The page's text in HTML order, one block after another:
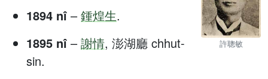
許聰敏
1894 nî – 鍾煌生.
1895 nî – 謝情, 澎湖廳 chhut-
sin.